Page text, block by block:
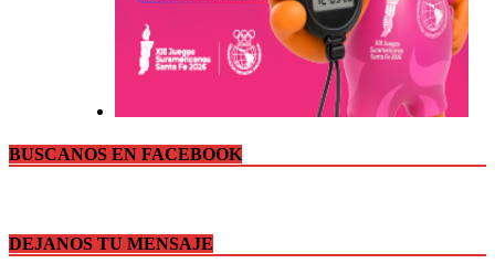
BUSCANOS EN FACEBOOK
DEJANOS TU MENSAJE